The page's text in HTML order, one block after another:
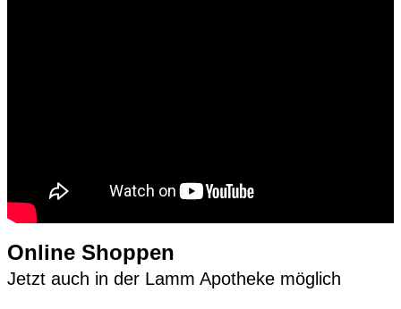
Online Shoppen
Jetzt auch in der Lamm Apotheke möglich